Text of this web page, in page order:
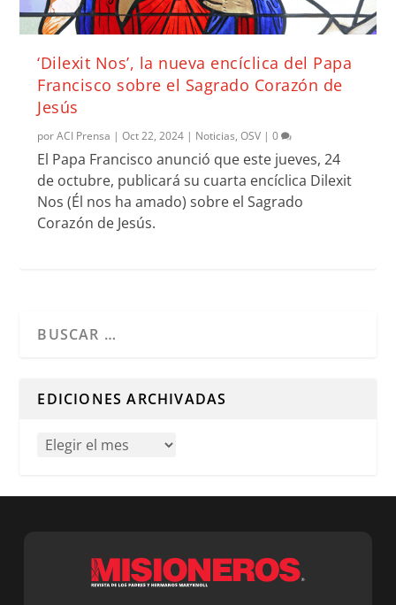
‘Dilexit Nos’, la nueva encíclica del Papa
Francisco sobre el Sagrado Corazón de
Jesús
porACI Prensa |Oct 22, 2024 | Noticias,OSV |0
El Papa Francisco anunció que este jueves, 24
de octubre, publicará su cuarta encíclica Dilexit
Nos (Él nos ha amado) sobre el Sagrado
Corazón de Jesús.
EDICIONES ARCHIVADAS